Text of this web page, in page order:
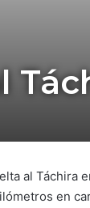
al Táchira
en